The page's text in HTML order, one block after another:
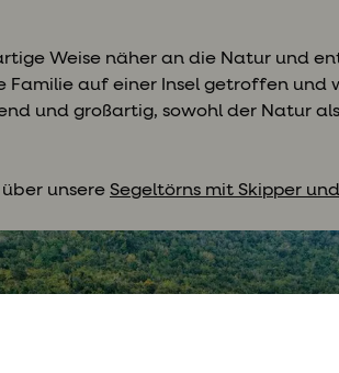
Weise näher an die Natur und
Familie auf einer Insel getroffen und
und großartig, sowohl der Natur
über unsere Segeltörns mit Skipper